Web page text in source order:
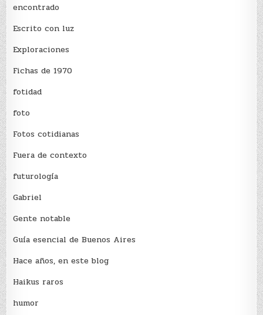
encontrado
Escrito con luz
Exploraciones
Fichas de 1970
fotidad
foto
Fotos cotidianas
Fuera de contexto
futurología
Gabriel
Gente notable
Guía esencial de Buenos Aires
Hace años, en este blog
Haikus raros
humor